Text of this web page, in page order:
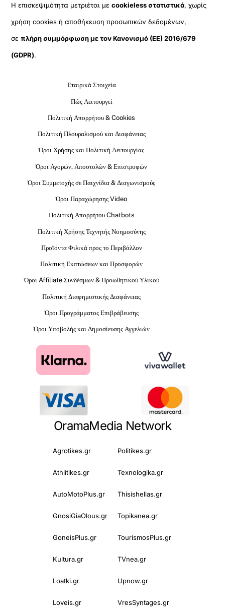
Η επισκεψιμότητα μετριέται μεcookieless στατιστικά, χωρίς
χρήση cookies ή αποθήκευση προσωπικών δεδομένων,
σεπλήρη συμμόρφωση με τον Κανονισμό (ΕΕ) 2016/679
(GDPR).
Εταιρικά Στοιχεία
Πώς Λειτουργεί
Πολιτική Απορρήτου & Cookies
Πολιτική Πλουραλισμού και Διαφάνειας
Όροι Χρήσης και Πολιτική Λειτουργίας
Όροι Αγορών, Αποστολών & Επιστροφών
Όροι Συμμετοχής σε Παιχνίδια & Διαγωνισμούς
Όροι Παραχώρησης Video
Πολιτική Απορρήτου Chatbots
Πολιτική Χρήσης Τεχνητής Νοημοσύνης
Προϊόντα Φιλικά προς το Περιβάλλον
Πολιτική Εκπτώσεων και Προσφορών
Όροι Affiliate Συνδέσμων & Προωθητικού Υλικού
Πολιτική Διαφημιστικής Διαφάνειας
Όροι Προγράμματος Επιβράβευσης
Όροι Υποβολής και Δημοσίευσης Αγγελιών
OramaMedia Network
Agrotikes.gr Politikes.gr
Athlitikes.gr Texnologika.gr
AutoMotoPlus.gr Thisishellas.gr
GnosiGiaOlous.gr Topikanea.gr
GoneisPlus.gr TourismosPlus.gr
Kultura.gr TVnea.gr
Loatki.gr Upnow.gr
Loveis.gr VresSyntages.gr